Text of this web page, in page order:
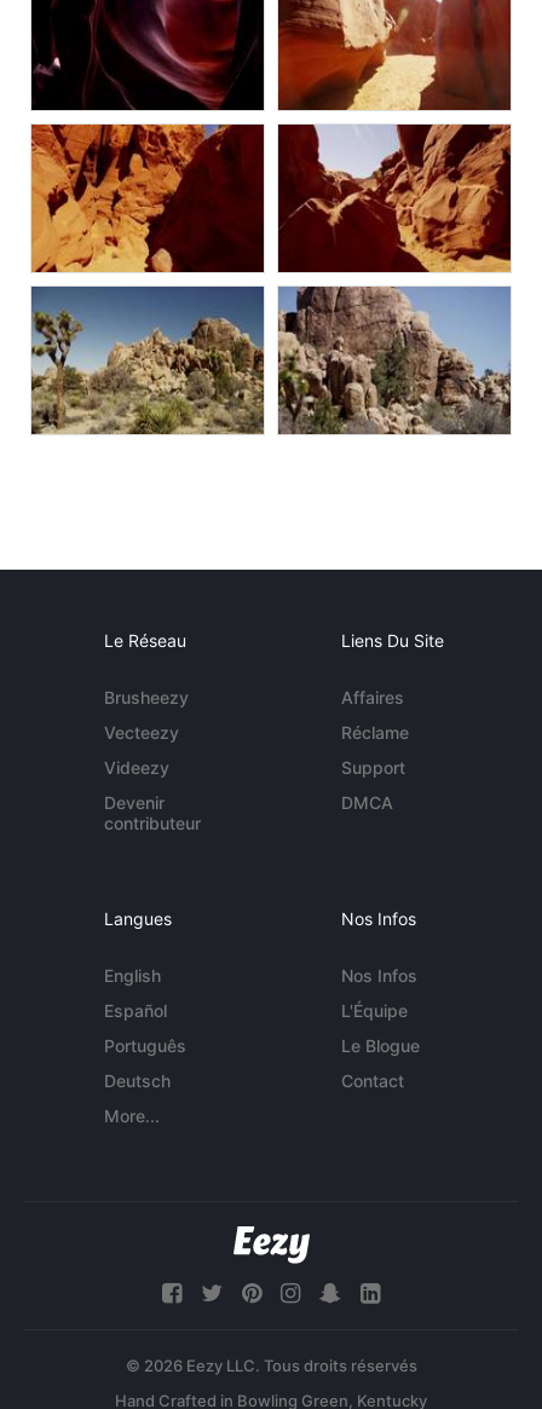
Le Réseau
Brusheezy
Vecteezy
Videezy
Devenir
contributeur
Liens Du Site
Affaires
Réclame
Support
DMCA
Langues
English
Español
Português
Deutsch
More...
Nos Infos
Nos Infos
L'Équipe
Le Blogue
Contact
© 2026 Eezy LLC. Tous droits réservés